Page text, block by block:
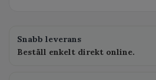
Snabb leverans
Beställ enkelt direkt online.